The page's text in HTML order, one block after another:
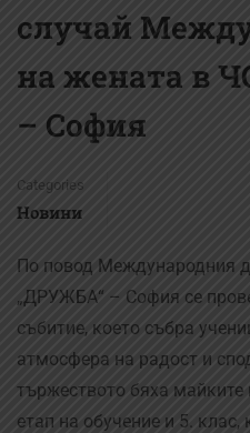
случай
на жената в
– София
Categories
Новини
По повод Международния
„ДРУЖБА“ – София се
събитие, което събра
атмосфера на радост и
тържеството бяха майките
етап на обучение и 5.